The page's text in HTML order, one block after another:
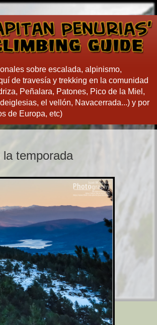
sobre escalada, alpinismo,
de travesía y trekking en la comunidad
Peñalara, Patones, Pico de la Miel,
el vellón, Navacerrada...) y por
de Europa, etc)
la temporada